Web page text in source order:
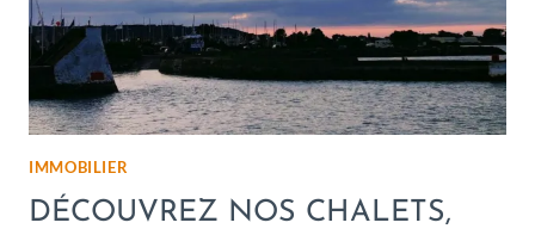
IMMOBILIER
DÉCOUVREZ NOS CHALETS,